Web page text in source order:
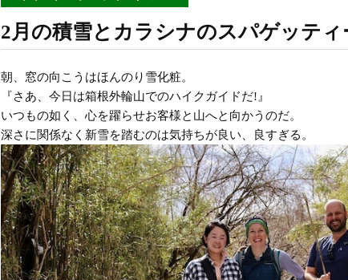
2月の積雪とカラシナのスパゲッティ
朝、窓の向こうはほんのり雪化粧。
『さあ、今日は箱根外輪山でのハイクガイドだ!』
いつもの如く、心を躍らせお客様と山へと向かうのだ。
深さに関係なく新雪を踏むのは気持ちが良い、良すぎる。